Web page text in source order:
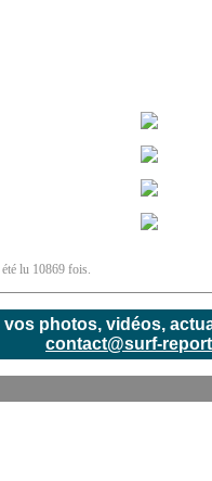
été lu 10869 fois.
vos photos, vidéos,
contact@surf-